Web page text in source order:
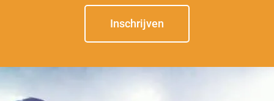
Inschrijven